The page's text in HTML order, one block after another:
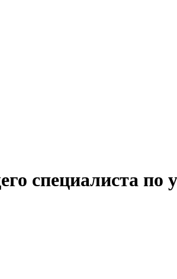
специалиста по